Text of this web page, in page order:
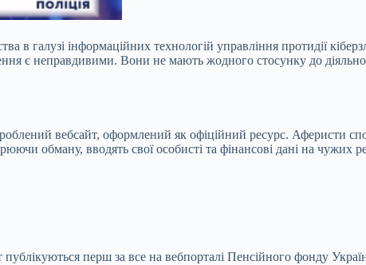
галузі інформаційних технологій управління протидії
є неправдивими. Вони не мають жодного стосунку до
вебсайт, оформлений як офіційний ресурс. Аферисти
обману, вводять свої особисті та фінансові дані на чужих
перш за все на вебпорталі Пенсійного фонду